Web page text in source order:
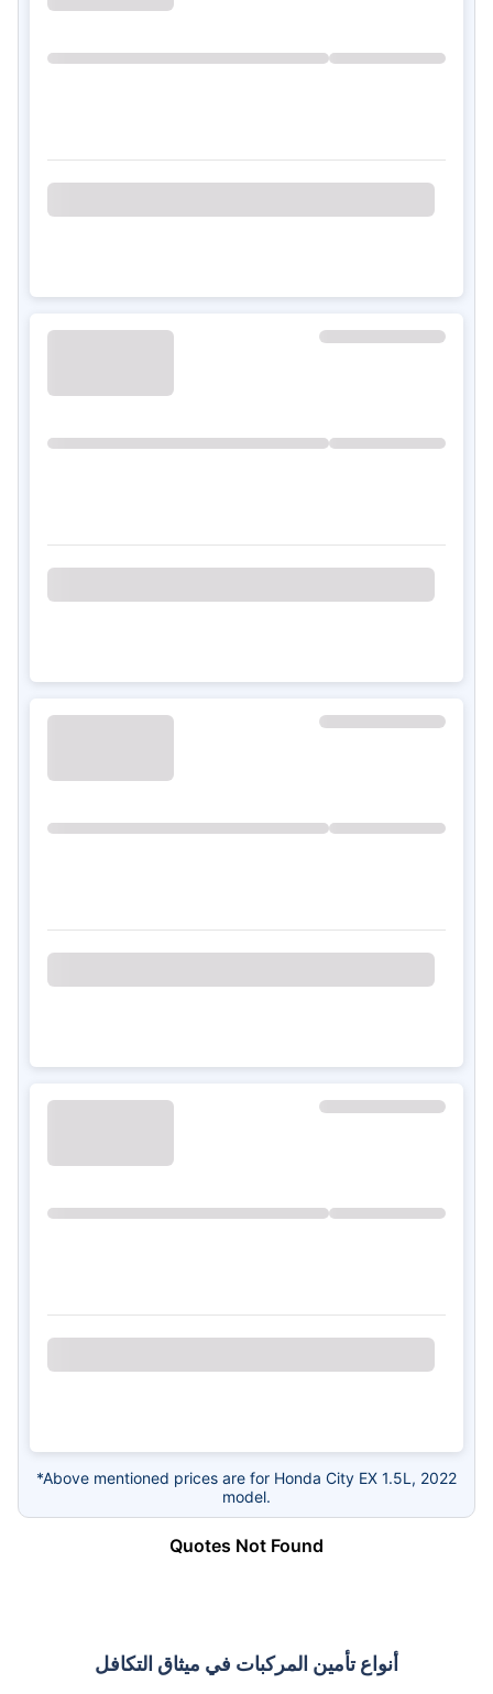
*Above mentioned prices are for Honda City EX 1.5L, 2022
model.
Quotes Not Found
أنواع تأمين المركبات في ميثاق التكافل